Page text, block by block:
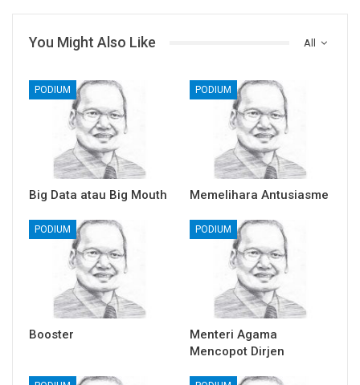
All
You Might Also Like
PODIUM
Big Data atau Big Mouth
PODIUM
Memelihara Antusiasme
PODIUM
Booster
PODIUM
Menteri Agama
Mencopot Dirjen